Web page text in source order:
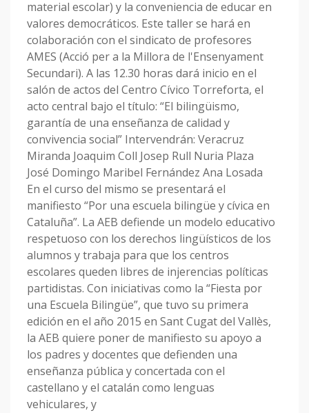
material escolar) y la conveniencia de educar en
valores democráticos. Este taller se hará en
colaboración con el sindicato de profesores
AMES (Acció per a la Millora de l'Ensenyament
Secundari). A las 12.30 horas dará inicio en el
salón de actos del Centro Cívico Torreforta, el
acto central bajo el título: “El bilingüismo,
garantía de una enseñanza de calidad y
convivencia social” Intervendrán: Veracruz
Miranda Joaquim Coll Josep Rull Nuria Plaza
José Domingo Maribel Fernández Ana Losada
En el curso del mismo se presentará el
manifiesto “Por una escuela bilingüe y cívica en
Cataluña”. La AEB defiende un modelo educativo
respetuoso con los derechos lingüísticos de los
alumnos y trabaja para que los centros
escolares queden libres de injerencias políticas
partidistas. Con iniciativas como la “Fiesta por
una Escuela Bilingüe”, que tuvo su primera
edición en el año 2015 en Sant Cugat del Vallès,
la AEB quiere poner de manifiesto su apoyo a
los padres y docentes que defienden una
enseñanza pública y concertada con el
castellano y el catalán como lenguas
vehiculares, y